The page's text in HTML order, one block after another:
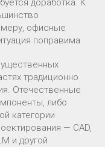
доработка. К
офисные
поправима.
традиционно
Отечественные
либо
категории
— CAD,
и другой